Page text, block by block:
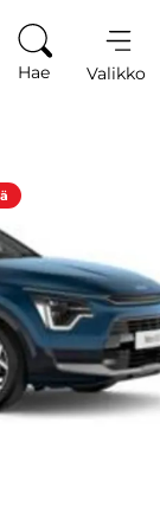
Hae Valikko